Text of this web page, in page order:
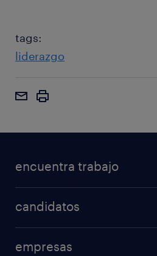
tags:
liderazgo
encuentra trabajo
candidatos
empresas